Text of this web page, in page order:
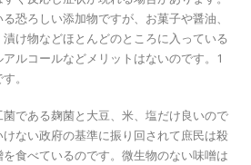
恐ろしい添加物ですが、お菓子や醤油、
け物などほとんどのところに入っている
ルコールなどメリットはないのです。1
。
である麹菌と大豆、米、塩だけ良いので
ない政府の基準に振り回されて庶民は殺
食べているのです。微生物のない味噌は